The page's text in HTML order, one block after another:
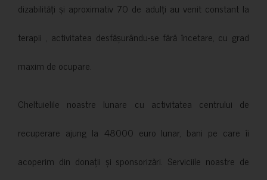
dizabilități și aproximativ 70 de adulți au venit constant la
terapii , activitatea desfășurându-se fără încetare, cu grad
maxim de ocupare.
Cheltuielile noastre lunare cu activitatea centrului de
recuperare ajung la 48000 euro lunar, bani pe care îi
acoperim din donații și sponsorizări. Serviciile noastre de